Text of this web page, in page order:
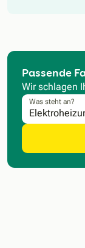
Passende
Wir schlagen
Was steht an?